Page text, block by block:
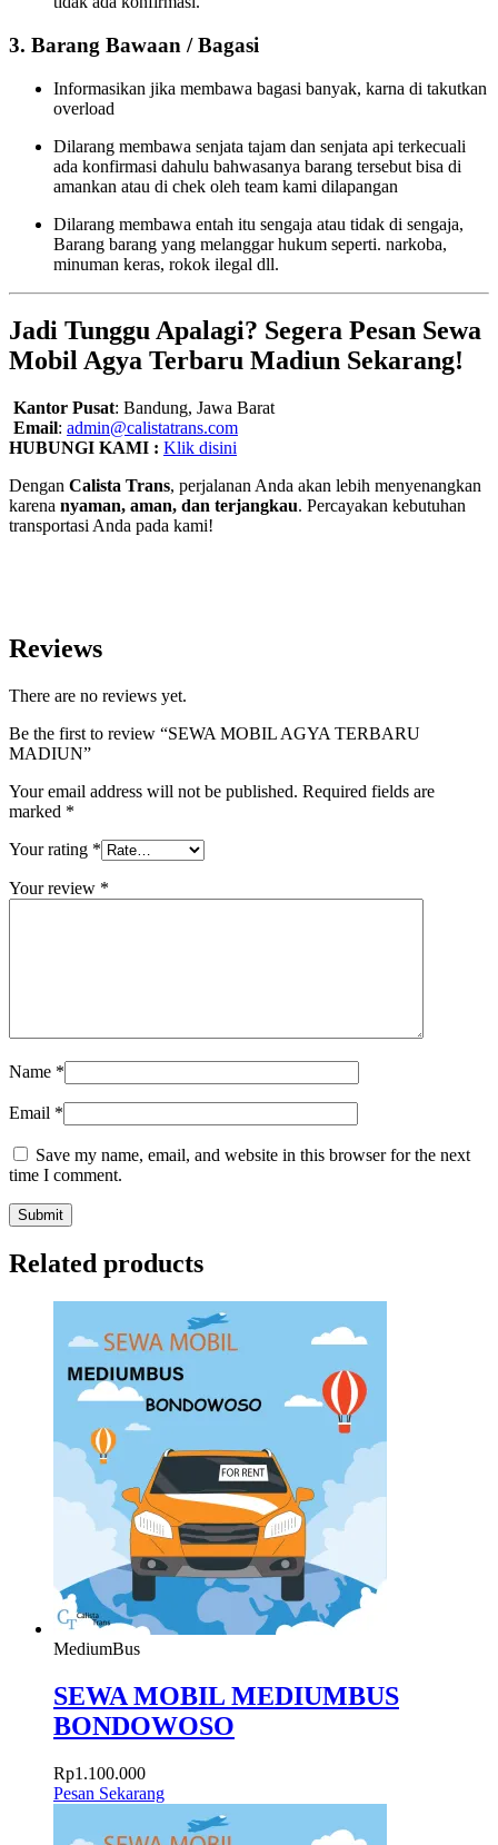
3. Barang Bawaan / Bagasi
Informasikan jika membawa bagasi banyak, karna di takutkan
overload
Dilarang membawa senjata tajam dan senjata api terkecuali
ada konfirmasi dahulu bahwasanya barang tersebut bisa di
amankan atau di chek oleh team kami dilapangan
Dilarang membawa entah itu sengaja atau tidak di sengaja,
Barang barang yang melanggar hukum seperti. narkoba,
minuman keras, rokok ilegal dll.
Jadi Tunggu Apalagi? Segera Pesan Sewa
Mobil Agya Terbaru Madiun Sekarang!
Kantor Pusat: Bandung, Jawa Barat
Email: admin@calistatrans.com
HUBUNGI KAMI : Klik disini
Dengan Calista Trans, perjalanan Anda akan lebih menyenangkan
karena nyaman, aman, dan terjangkau. Percayakan kebutuhan
transportasi Anda pada kami!
Reviews
There are no reviews yet.
Be the first to review “SEWA MOBIL AGYA TERBARU
MADIUN”
Your email address will not be published. Required fields are
marked *
Your rating *
Your review *
Name *
Email *
Save my name, email, and website in this browser for the next
time I comment.
Related products
MediumBus
SEWA MOBIL MEDIUMBUS
BONDOWOSO
Rp1.100.000
Pesan Sekarang